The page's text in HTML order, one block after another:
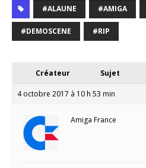
#ALAUNE #AMIGA
#DEMOSCENE #RIP
Créateur Sujet
4 octobre 2017 à 10 h 53 min
Amiga France